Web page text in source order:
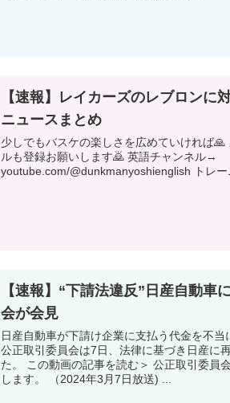
【速報】レイカーズのレブロンに
ニュースまとめ
少しでもバスケの楽しさを広めていければ🙏
ルも登録お願いします🙇 英語チャンネル→
youtube.com/@dunkmanyoshienglish トレ
【速報】“下請法違反”日産自動車
会が会見
日産自動車が下請け企業に支払う代金を不当
公正取引委員会は7日、法律に基づき日産に
た。 この動画の記事を読む＞ 公正取引委員
します。 （2024年3月7日放送) ...